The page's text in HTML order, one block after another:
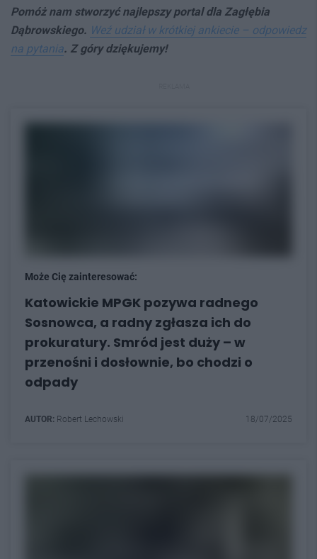
Pomóż nam stworzyć najlepszy portal dla Zagłębia
Dąbrowskiego. Weź udział w krótkiej ankiecie – odpowiedz
na pytania. Z góry dziękujemy!
Może Cię zainteresować:
Katowickie MPGK pozywa radnego
Sosnowca, a radny zgłasza ich do
prokuratury. Smród jest duży – w
przenośni i dosłownie, bo chodzi o
odpady
AUTOR: Robert Lechowski 18/07/2025